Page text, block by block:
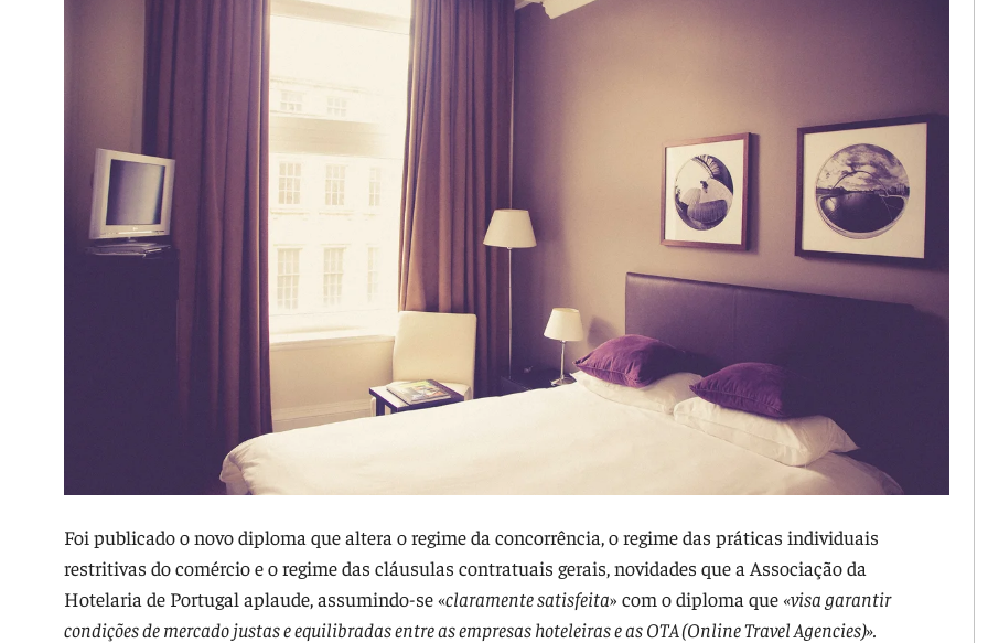
Foi publicado o novo diploma que altera o regime da concorrência, o regime das práticas individuais
restritivas do comércio e o regime das cláusulas contratuais gerais, novidades que a Associação da
Hotelaria de Portugal aplaude, assumindo-se «claramente satisfeita» com o diploma que «visa garantir
condições de mercado justas e equilibradas entre as empresas hoteleiras e as OTA (Online Travel Agencies)».